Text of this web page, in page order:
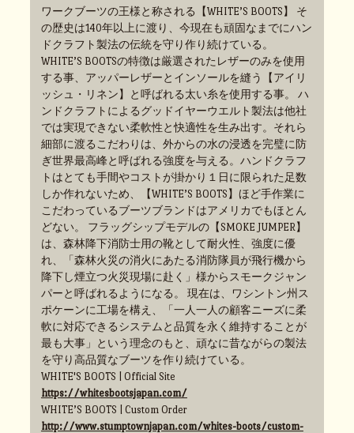
ワークブーツの王様と称される【WHITE’S BOOTS】 そ
の歴史は140年以上に渡り、今現在も頑固なまでにハン
ドクラフト製法の伝統を守り作り続けている。
WHITE’S BOOTSの特徴は厳選されたレザーのみを使用
する事、アッパーレザーとインソールを縫う【アイリ
ッシュ・リネン】と呼ばれる太い糸を使用する事。 ハ
ンドクラフトによるグッドイヤーウエルト製法は他社
では実現できない柔軟性と快適性を生み出す。それら
細部に渡るこだわりは、外からの水の浸透を完璧に防
ぎ世界最高峰と呼ばれる強度を与える。ハンドクラフ
トはとても手間やコストが掛かり１日に限られた足数
しか作れないため、【WHITE’S BOOTS】ほど手作業に
こだわっているブーツブランドはアメリカでもほとん
どない。 フラッグシップモデルの【SMOKE JUMPER】
は、森林降下消防士用の靴として耐火性、強度に優
れ、「森林火災の消火にあたる消防隊員が飛行機から
降下し煙立つ火災現場に赴く」様からスモークジャン
パーと呼ばれるようになる。 現在は、ワシントン州ス
ポケーンに工場を構え、「一人一人の顧客ニーズに柔
軟に対応できるシステムと品質を永く維持することが
最も大事」という理念のもと、頑なに昔ながらの製法
を守り高品質なブーツを作り続けている。
WHITE'S BOOTS | Official Site
https://whitesbootsjapan.com/
WHITE’S BOOTS | Custom Order
http://www.stumptownjapan.com/whites-boots/custom-